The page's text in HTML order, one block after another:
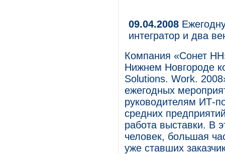
09.04.2008
интегратор и два
Компания «Сонет
Нижнем Новгороде
Solutions. Work.
ежегодных
руководителям ИТ-
средних
работа выставки. В
человек, большая
уже ставших